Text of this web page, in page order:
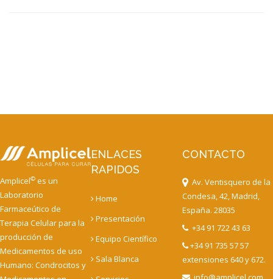
Amplicel© es un
Laboratorio
Farmaceútico de
Terapia Celular para la
producción de
Medicamentos de uso
Humano: Condrocitos y
ENLACES
RAPIDOS
Home
Presentación
Equipo Científico
Sala Blanca
CONTACTO
Av. Ventisquero de la
Condesa, 42, Madrid,
España. 28035
+34 91 722 43 63
+34 91 735 57 57
extensiones 640 y 672.